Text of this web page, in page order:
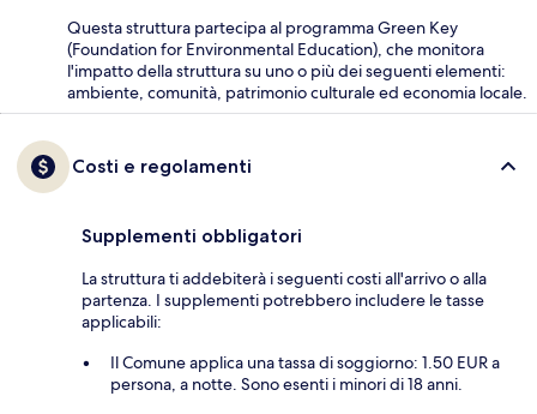
Questa struttura partecipa al programma Green Key
(Foundation for Environmental Education), che monitora
l'impatto della struttura su uno o più dei seguenti elementi:
ambiente, comunità, patrimonio culturale ed economia locale.
Costi e regolamenti
Supplementi obbligatori
La struttura ti addebiterà i seguenti costi all'arrivo o alla
partenza. I supplementi potrebbero includere le tasse
applicabili:
Il Comune applica una tassa di soggiorno: 1.50 EUR a
persona, a notte. Sono esenti i minori di 18 anni.